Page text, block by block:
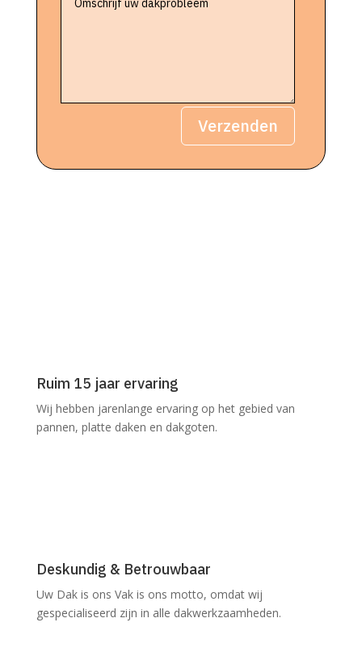
Verzenden
Ruim 15 jaar ervaring
Wij hebben jarenlange ervaring op het gebied van
pannen, platte daken en dakgoten.
Deskundig & Betrouwbaar
Uw Dak is ons Vak is ons motto, omdat wij
gespecialiseerd zijn in alle dakwerkzaamheden.